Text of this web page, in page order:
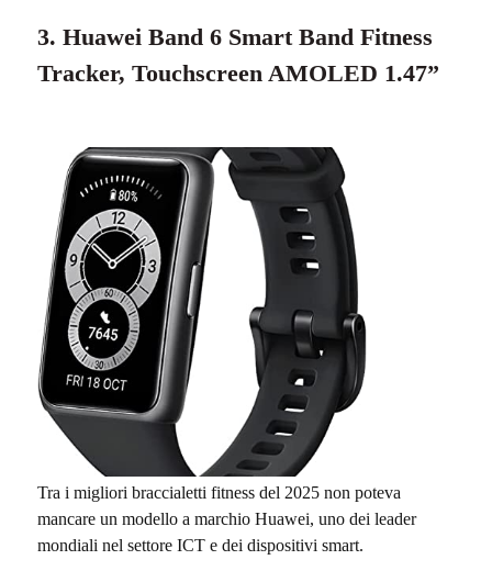
3. Huawei Band 6 Smart Band Fitness
Tracker, Touchscreen AMOLED 1.47”
Tra i migliori braccialetti fitness del 2025 non poteva
mancare un modello a marchio Huawei, uno dei leader
mondiali nel settore ICT e dei dispositivi smart.